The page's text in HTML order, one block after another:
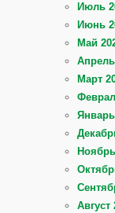
Июль
Июнь
Май
Март
Август